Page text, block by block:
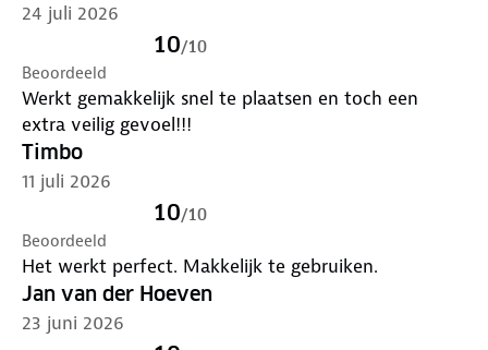
24 juli 2026
10/10
Beoordeeld
Werkt gemakkelijk snel te plaatsen en toch een
extra veilig gevoel!!!
Timbo
11 juli 2026
10/10
Beoordeeld
Het werkt perfect. Makkelijk te gebruiken.
Jan van der Hoeven
23 juni 2026